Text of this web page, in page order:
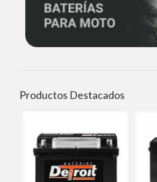
Productos Destacados